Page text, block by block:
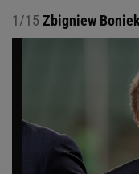
1/15 Zbigniew